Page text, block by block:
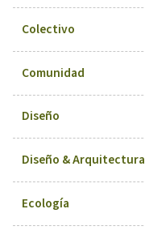
Colectivo
Comunidad
Diseño
Diseño & Arquitectura
Ecología